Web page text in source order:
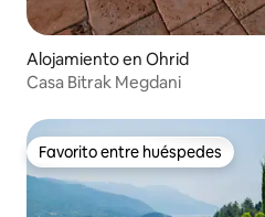
Alojamiento en Ohrid
Casa Bitrak Megdani
Favorito entre huéspedes
Favorito entre huéspedes